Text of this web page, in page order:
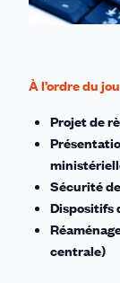
À l’ordre du
Projet de
Sécurité
Dispositifs
centrale)